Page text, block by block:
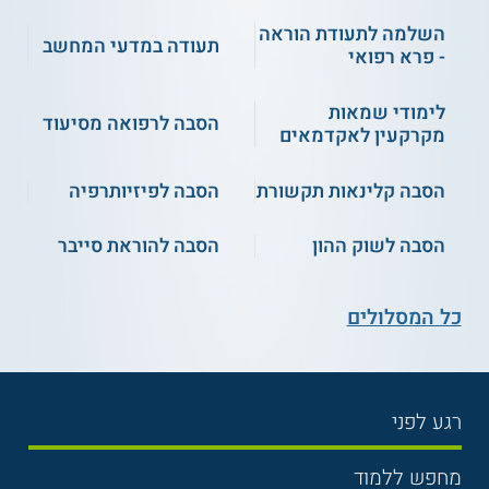
** לתשומת לבך נכונות המידע עלולה להשתנות
צוות האתר. למען הסר ספק בין האתר למוסד
הלימודים לא מתקיים קשר מכל סוג שהוא.
האקדמית אחוה
השלמה לתעודת הוראה
- פרא רפואי
תעודה במדעי המחשב
לימודי שמאות
מקרקעין לאקדמאים
הסבה לרפואה מסיעוד
הסבה קלינאות תקשורת
הסבה לפיזיותרפיה
הסבה לשוק ההון
הסבה להוראת סייבר
כל המסלולים
רגע לפני
בחירת לימודים
מחפש ללמוד